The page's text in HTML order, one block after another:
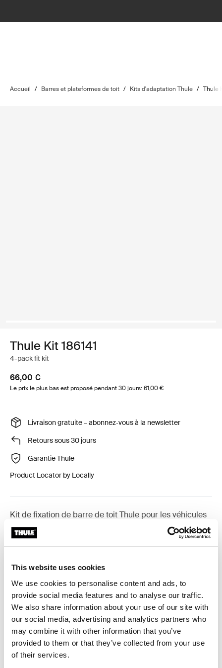
This website uses cookies
We use cookies to personalise content and ads, to
provide social media features and to analyse our traffic.
We also share information about your use of our site with
our social media, advertising and analytics partners who
may combine it with other information that you’ve
provided to them or that they’ve collected from your use
of their services.
Accueil / Barres et plateformes de toit / Kits d'adaptation Thule / Thule
Thule Kit 186141
4-pack fit kit
66,00 €
Le prix le plus bas est proposé pendant 30 jours: 61,00 €
Livraison gratuite – abonnez‑vous à la newsletter
Retours sous 30 jours
Garantie Thule
Product Locator by Locally
Kit de fixation de barre de toit Thule pour les véhicules
équipés de barres longitudinales.
Toggle features
Toutes les caractéristiques
Toggle techspec
Caractéristiques techniques
Toggle guides and instructions
Instructions